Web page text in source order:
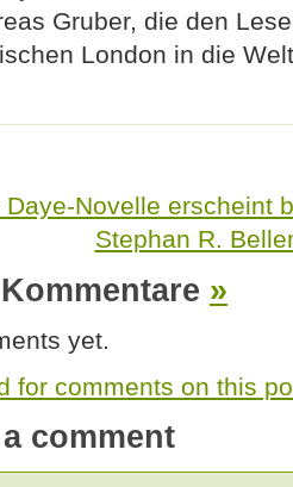
Gruber, die den
London in die
Daye-Novelle erscheint
Stephan R.
»
yet.
for comments on this
comment